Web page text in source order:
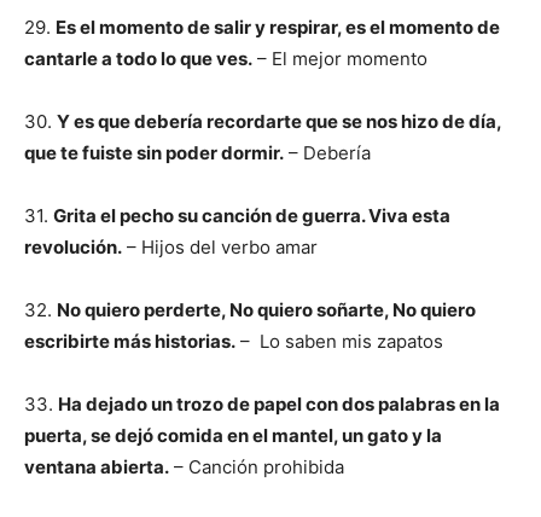
29. Es el momento de salir y respirar, es el momento de
cantarle a todo lo que ves. – El mejor momento
30. Y es que debería recordarte que se nos hizo de día,
que te fuiste sin poder dormir. – Debería
31. Grita el pecho su canción de guerra. Viva esta
revolución. – Hijos del verbo amar
32. No quiero perderte, No quiero soñarte, No quiero
escribirte más historias. – Lo saben mis zapatos
33. Ha dejado un trozo de papel con dos palabras en la
puerta,se dejó comida en el mantel, un gato y la
ventana abierta. – Canción prohibida